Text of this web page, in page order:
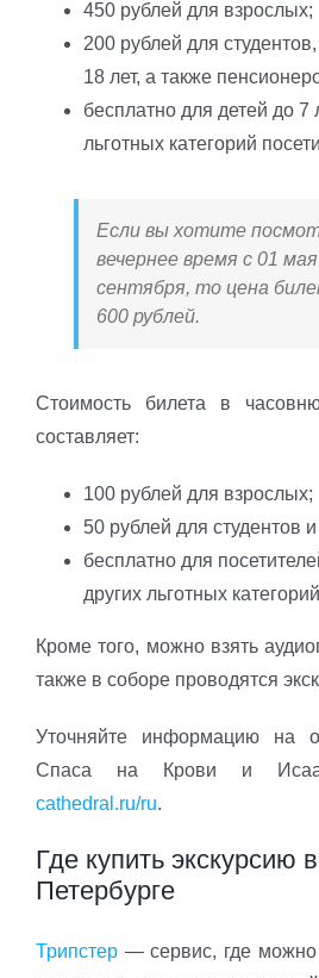
450 рублей для взрослых;
200 рублей для
18 лет, а также
бесплатно для детей до 7
льготных категорий
Если вы хотите
вечернее время с 01
сентября, то цена
600 рублей.
Стоимость билета в
составляет:
100 рублей для взрослых;
50 рублей для студентов
бесплатно для
других льготных
Кроме того, можно взять
также в соборе проводятся
Уточняйте информацию на
Спаса на Крови и
cathedral.ru/ru.
Где купить экскурсию
Петербурге
Трипстер — сервис, где можно